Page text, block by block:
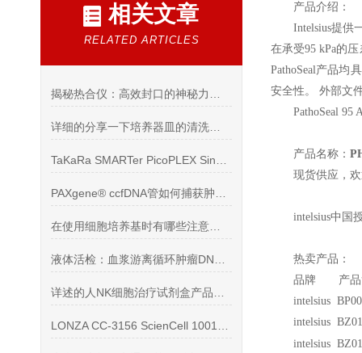
相关文章
RELATED ARTICLES
产品介绍：
Intelsius提供
在承受95 kPa的
PathoSeal产品均
安全性。 外部文
PathoSeal 95
产品名称：
现货供应，
intelsius中国
热卖产品：
品牌 产品
intelsius
intelsius
intelsius